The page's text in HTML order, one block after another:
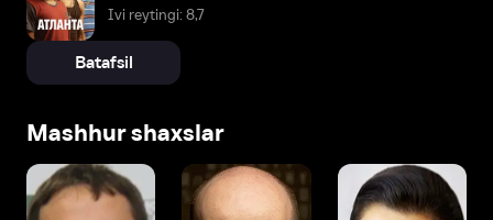
Ivi reytingi: 8,7
Batafsil
Mashhur shaxslar